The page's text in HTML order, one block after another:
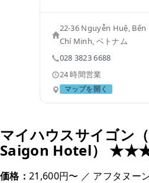
22-36 Nguyễn Huệ, Bến
Chí Minh, ベトナム
028 3823 6688
24 時間営業
マップを開く
マイハウスサイゴン
Saigon Hotel）
価格： 21,600円〜 ／ アフタヌー